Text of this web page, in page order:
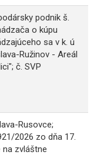
podnik š.
o kúpu
sa v k. ú
Ružinov - Areál
č. SVP
Rusovce;
2026 zo dňa 17.
na zvláštne